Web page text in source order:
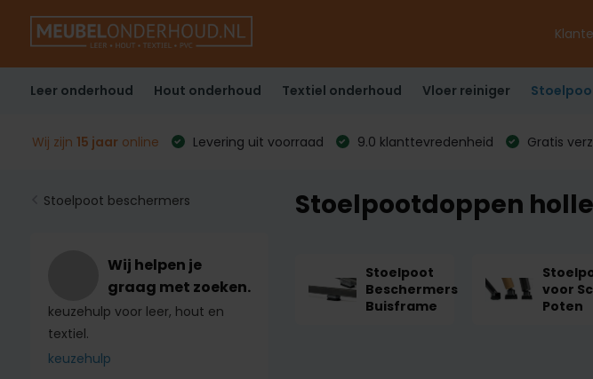
Leer onderhoud Hout onderhoud Textiel onderhoud Vloer reiniger
Wij zijn 15 jaaronline Levering uit voorraad 9.0 klanttevredenheid Gratis
Stoelpoot beschermers
Wij helpen je
graag met zoeken.
keuzehulp voor leer, hout en
textiel.
keuzehulp
Stoelpootdoppen
Stoelpoot
Beschermers
Buisframe
voor
Poten